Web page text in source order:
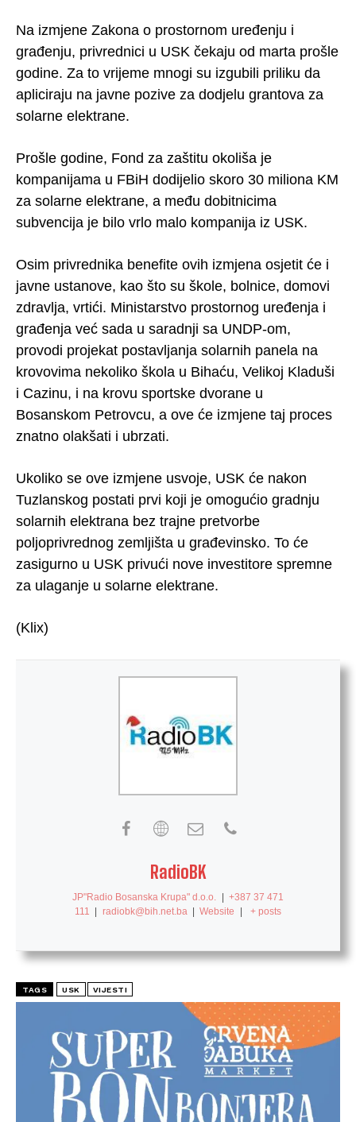
Na izmjene Zakona o prostornom uređenju i
građenju, privrednici u USK čekaju od marta prošle
godine. Za to vrijeme mnogi su izgubili priliku da
apliciraju na javne pozive za dodjelu grantova za
solarne elektrane.
Prošle godine, Fond za zaštitu okoliša je
kompanijama u FBiH dodijelio skoro 30 miliona KM
za solarne elektrane, a među dobitnicima
subvencija je bilo vrlo malo kompanija iz USK.
Osim privrednika benefite ovih izmjena osjetit će i
javne ustanove, kao što su škole, bolnice, domovi
zdravlja, vrtići. Ministarstvo prostornog uređenja i
građenja već sada u saradnji sa UNDP-om,
provodi projekat postavljanja solarnih panela na
krovovima nekoliko škola u Bihaću, Velikoj Kladuši
i Cazinu, i na krovu sportske dvorane u
Bosanskom Petrovcu, a ove će izmjene taj proces
znatno olakšati i ubrzati.
Ukoliko se ove izmjene usvoje, USK će nakon
Tuzlanskog postati prvi koji je omogućio gradnju
solarnih elektrana bez trajne pretvorbe
poljoprivrednog zemljišta u građevinsko. To će
zasigurno u USK privući nove investitore spremne
za ulaganje u solarne elektrane.
(Klix)
RadioBK
JP"Radio Bosanska Krupa" d.o.o. | +387 37 471
111
| radiobk@bih.net.ba | Website | + posts
TAGS USK VIJESTI